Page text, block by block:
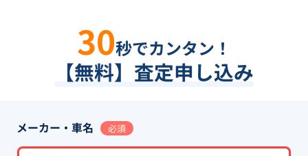
30秒でカンタン！
【無料】査定申し込み
メーカー・車名 必須